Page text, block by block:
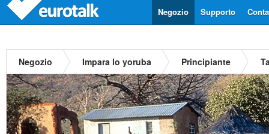
Supporto
Negozio
Negozio Impara lo yoruba Principiante